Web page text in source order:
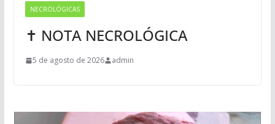
NECROLÓGICAS
✝ NOTA NECROLÓGICA
5 de agosto de 2026 admin